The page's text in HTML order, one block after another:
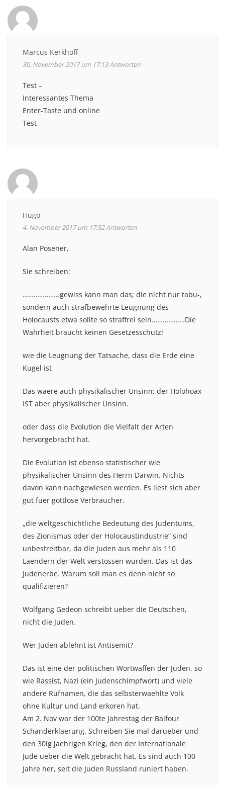
Marcus Kerkhoff
30. November 2017 um 17:13Antworten
Test –
Interessantes Thema
Enter-Taste und online
Test
Hugo
4. November 2017 um 17:52Antworten
Alan Posener,
Sie schreiben:
………………..gewiss kann man das; die nicht nur tabu-,
sondern auch strafbewehrte Leugnung des
Holocausts etwa sollte so straffrei sein………………Die
Wahrheit braucht keinen Gesetzesschutz!
wie die Leugnung der Tatsache, dass die Erde eine
Kugel ist
Das waere auch physikalischer Unsinn; der Holohoax
IST aber physikalischer Unsinn.
oder dass die Evolution die Vielfalt der Arten
hervorgebracht hat.
Die Evolution ist ebenso statistischer wie
physikalischer Unsinn des Herrn Darwin. Nichts
davon kann nachgewiesen werden. Es liest sich aber
gut fuer gottlose Verbraucher.
„die weltgeschichtliche Bedeutung des Judentums,
des Zionismus oder der Holocaustindustrie“ sind
unbestreitbar, da die Juden aus mehr als 110
Laendern der Welt verstossen wurden. Das ist das
Judenerbe. Warum soll man es denn nicht so
qualifizieren?
Wolfgang Gedeon schreibt ueber die Deutschen,
nicht die Juden.
Wer Juden ablehnt ist Antisemit?
Das ist eine der politischen Wortwaffen der Juden, so
wie Rassist, Nazi (ein Judenschimpfwort) und viele
andere Rufnamen, die das selbsterwaehlte Volk
ohne Kultur und Land erkoren hat.
Am 2. Nov war der 100te Jahrestag der Balfour
Schanderklaerung. Schreiben Sie mal darueber und
den 30ig jaehrigen Krieg, den der Internationale
Jude ueber die Welt gebracht hat. Es sind auch 100
Jahre her, seit die Juden Russland runiert haben.